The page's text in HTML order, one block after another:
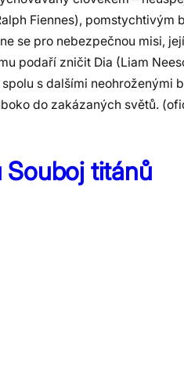
Fiennes), pomstychtivým
se pro nebezpečnou misi,
podaří zničit Dia (Liam
s dalšími neohroženými
do zakázaných světů.
Souboj titánů